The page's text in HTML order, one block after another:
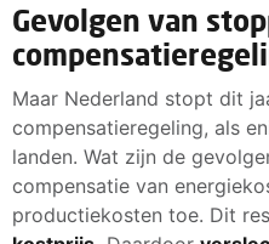
Gevolgen van
Maar Nederland stopt dit
compensatieregeling, als
landen. Wat zijn de
compensatie van
productiekosten toe. Dit